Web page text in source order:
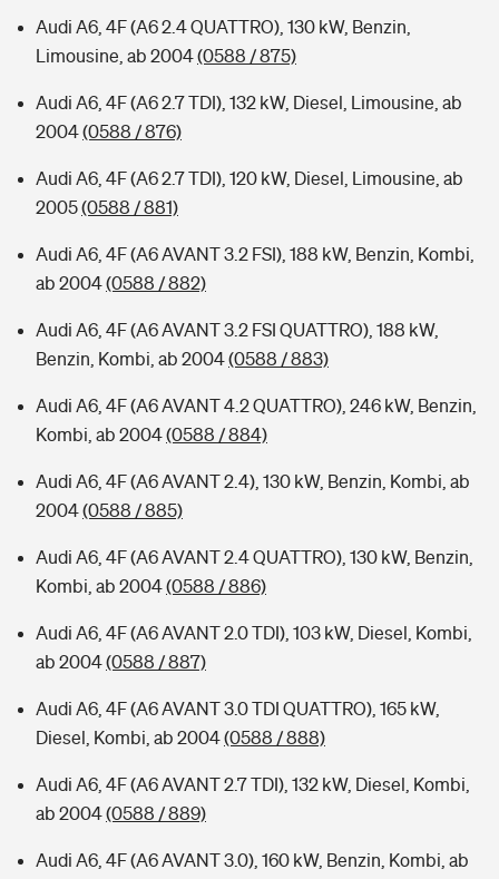
Audi A6, 4F (A6 2.4 QUATTRO), 130 kW, Benzin,
Limousine, ab 2004(0588 / 875)
Audi A6, 4F (A6 2.7 TDI), 132 kW, Diesel, Limousine, ab
2004(0588 / 876)
Audi A6, 4F (A6 2.7 TDI), 120 kW, Diesel, Limousine, ab
2005(0588 / 881)
Audi A6, 4F (A6 AVANT 3.2 FSI), 188 kW, Benzin, Kombi,
ab 2004(0588 / 882)
Audi A6, 4F (A6 AVANT 3.2 FSI QUATTRO), 188 kW,
Benzin, Kombi, ab 2004(0588 / 883)
Audi A6, 4F (A6 AVANT 4.2 QUATTRO), 246 kW, Benzin,
Kombi, ab 2004(0588 / 884)
Audi A6, 4F (A6 AVANT 2.4), 130 kW, Benzin, Kombi, ab
2004(0588 / 885)
Audi A6, 4F (A6 AVANT 2.4 QUATTRO), 130 kW, Benzin,
Kombi, ab 2004(0588 / 886)
Audi A6, 4F (A6 AVANT 2.0 TDI), 103 kW, Diesel, Kombi,
ab 2004(0588 / 887)
Audi A6, 4F (A6 AVANT 3.0 TDI QUATTRO), 165 kW,
Diesel, Kombi, ab 2004(0588 / 888)
Audi A6, 4F (A6 AVANT 2.7 TDI), 132 kW, Diesel, Kombi,
ab 2004(0588 / 889)
Audi A6, 4F (A6 AVANT 3.0), 160 kW, Benzin, Kombi, ab